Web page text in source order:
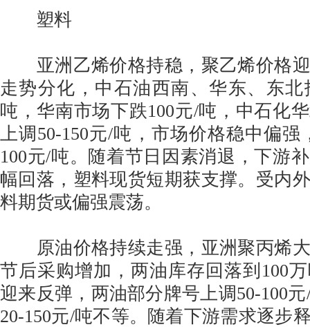
塑料
亚洲乙烯价格持稳，聚乙烯价格迎
走势分化，中石油西南、华东、东北
吨，华南市场下跌100元/吨，中石化
上调50-150元/吨，市场价格稳中偏强
100元/吨。随着节日因素消退，下游
幅回落，塑料现货短期获支撑。受内
料期货或偏强震荡。
原油价格持续走强，亚洲聚丙烯大
节后采购增加，两油库存回落到100
迎来反弹，两油部分牌号上调50-100
20-150元/吨不等。随着下游需求逐步